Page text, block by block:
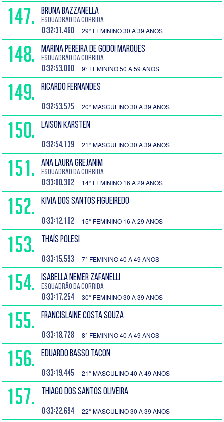
147. BRUNA BAZZANELLA
Esquadrão da Corrida
0:32:31.460 29° FEMININO 30 A 39 ANOS
148. MARINA PEREIRA DE GODOI MARQUES
Esquadrão da Corrida
0:32:53.000 9° FEMININO 50 A 59 ANOS
149. RICARDO FERNANDES
0:32:53.575 20° MASCULINO 30 A 39 ANOS
150. LAISON KARSTEN
0:32:54.139 21° MASCULINO 30 A 39 ANOS
151. ANA LAURA GREJANIM
Esquadrão da Corrida
0:33:00.302 14° FEMININO 16 A 29 ANOS
152. KIVIA DOS SANTOS FIGUEIREDO
0:33:12.102 15° FEMININO 16 A 29 ANOS
153. THAÍS POLESI
0:33:15.593 7° FEMININO 40 A 49 ANOS
154. ISABELLA NEMER ZAFANELLI
Esquadrão da Corrida
0:33:17.254 30° FEMININO 30 A 39 ANOS
155. FRANCISLAINE COSTA SOUZA
0:33:18.728 8° FEMININO 40 A 49 ANOS
156. EDUARDO BASSO TACON
0:33:19.445 21° MASCULINO 40 A 49 ANOS
157. THIAGO DOS SANTOS OLIVEIRA
0:33:22.694 22° MASCULINO 30 A 39 ANOS